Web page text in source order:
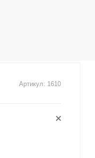
Артикул: 1610